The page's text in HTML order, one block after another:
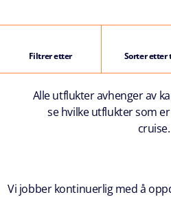
Filtrer etter Sorter etter
Alle utflukter avhenger av
se hvilke utflukter som
cruise.
Vi jobber kontinuerlig med å